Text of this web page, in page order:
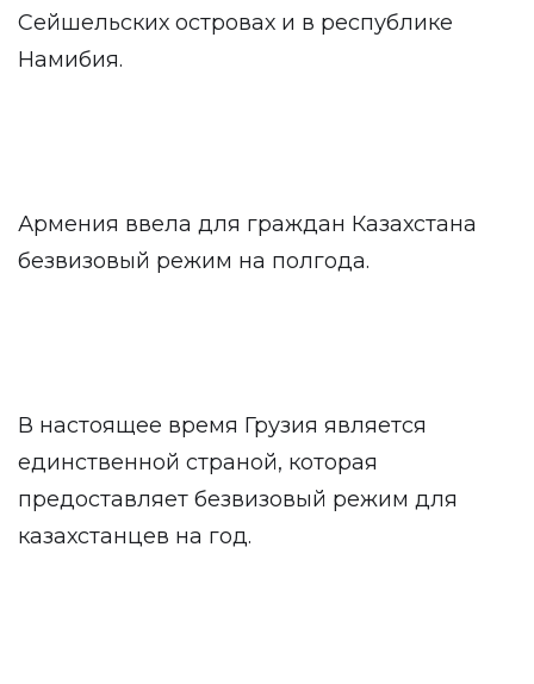
Сейшельских островах и в республике
Намибия.
Армения ввела для граждан Казахстана
безвизовый режим на полгода.
В настоящее время Грузия является
единственной страной, которая
предоставляет безвизовый режим для
казахстанцев на год.